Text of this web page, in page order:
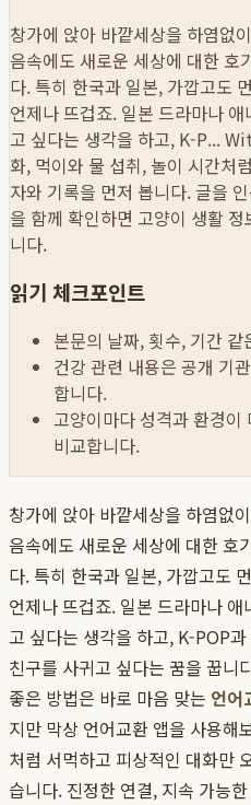
창가에 앉아 바깥세상을 하염없
음속에도 새로운 세상에 대한 호
다. 특히 한국과 일본, 가깝고도
언제나 뜨겁죠. 일본 드라마나
고 싶다는 생각을 하고, K-P...
화, 먹이와 물 섭취, 놀이 시간처
자와 기록을 먼저 봅니다. 글을
을 함께 확인하면 고양이 생활
니다.
읽기 체크포인트
본문의 날짜, 횟수, 기간
건강 관련 내용은 공개 기
합니다.
고양이마다 성격과 환경이
비교합니다.
창가에 앉아 바깥세상을 하염없
음속에도 새로운 세상에 대한 호
다. 특히 한국과 일본, 가깝고도
언제나 뜨겁죠. 일본 드라마나
고 싶다는 생각을 하고, K-POP
친구를 사귀고 싶다는 꿈을 꿉니
좋은 방법은 바로 마음 맞는 언어
지만 막상 언어교환 앱을 사용해
처럼 서먹하고 피상적인 대화만
습니다. 진정한 연결, 지속 가능